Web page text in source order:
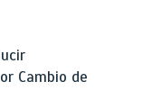
Cambio de